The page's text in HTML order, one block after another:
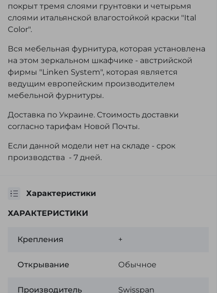
покрыт тремя слоями грунтовки и четырьмя
слоями итальянской влагостойкой краски "Ital
Color".
Вся мебельная фурнитура, которая установлена
на этом зеркальном шкафчике - австрийской
фирмы "Linken System", которая является
ведущим европейским производителем
мебельной фурнитуры.
Доставка по Украине. Стоимость доставки
согласно тарифам Новой Почты.
Если данной модели нет на складе - срок
производства - 7 дней.
Характеристики
ХАРАКТЕРИСТИКИ
Крепления +
Открывание Обычное
Производитель Swisspan